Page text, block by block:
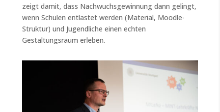
zeigt damit, dass Nachwuchsgewinnung dann gelingt,
wenn Schulen entlastet werden (Material, Moodle-
Struktur) und Jugendliche einen echten
Gestaltungsraum erleben.